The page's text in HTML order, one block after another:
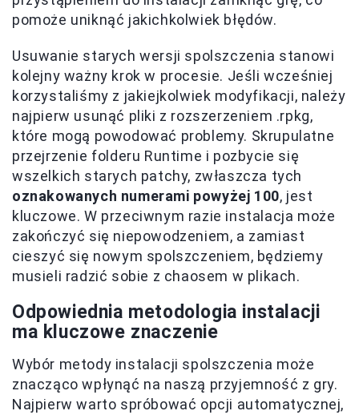
pomoże uniknąć jakichkolwiek błędów.
Usuwanie starych wersji spolszczenia stanowi
kolejny ważny krok w procesie. Jeśli wcześniej
korzystaliśmy z jakiejkolwiek modyfikacji, należy
najpierw usunąć pliki z rozszerzeniem .rpkg,
które mogą powodować problemy. Skrupulatne
przejrzenie folderu Runtime i pozbycie się
wszelkich starych patchy, zwłaszcza tych
oznakowanych numerami powyżej 100, jest
kluczowe. W przeciwnym razie instalacja może
zakończyć się niepowodzeniem, a zamiast
cieszyć się nowym spolszczeniem, będziemy
musieli radzić sobie z chaosem w plikach.
Odpowiednia metodologia instalacji
ma kluczowe znaczenie
Wybór metody instalacji spolszczenia może
znacząco wpłynąć na naszą przyjemność z gry.
Najpierw warto spróbować opcji automatycznej,